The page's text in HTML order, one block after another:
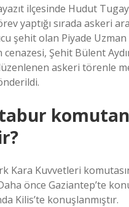
ilçesinde Hudut
yaptığı sırada askeri
şehit olan Piyade Uzman
cenazesi, Şehit Bülent
askeri törenle
Kara Kuvvetleri
önce Gaziantep’te
Kilis’te konuşlanmıştır.